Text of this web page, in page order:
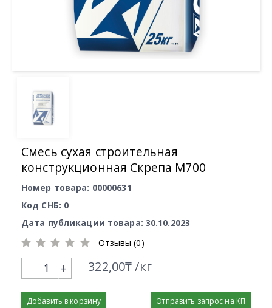
Смесь сухая строительная
конструкционная Скрепа М700
Номер товара: 00000631
Код СНБ: 0
Дата публикации товара: 30.10.2023
Отзывы (0)
+ 322,00₸ /кг
Добавить в корзину Отправить запрос на КП